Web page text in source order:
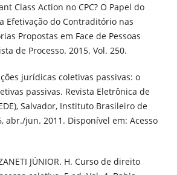
Class Action no CPC? O Papel do
Efetivação do Contraditório nas
Propostas em Face de Pessoas
de Processo. 2015. Vol. 250.
jurídicas coletivas passivas: o
passivas. Revista Eletrônica de
Salvador, Instituto Brasileiro de
abr./jun. 2011. Disponível em: Acesso
JÚNIOR. H. Curso de direito